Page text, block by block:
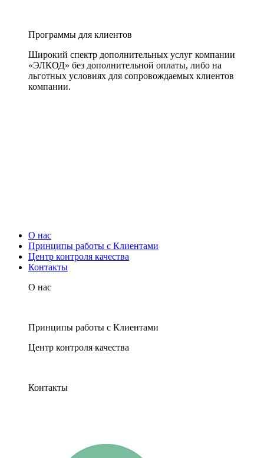
Программы для клиентов
Широкий спектр дополнительных услуг компании
«ЭЛКОД» без дополнительной оплаты, либо на
льготных условиях для сопровождаемых клиентов
компании.
О нас
Принципы работы с Клиентами
Центр контроля качества
Контакты
О нас
Принципы работы с Клиентами
Центр контроля качества
Контакты